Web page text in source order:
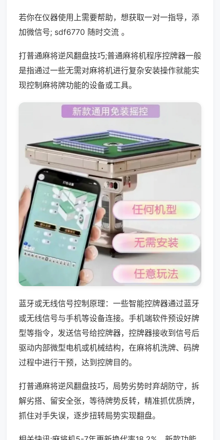
若你在仪器使用上需要帮助，想获取一对一指导，添
加微信号; sdf6770 随时交流 。
打普通麻将逆风翻盘技巧;普通麻将机程序控牌器一般
是指通过一些无需对麻将机进行复杂安装操作就能实
现控制麻将牌功能的设备或工具。
蓝牙或无线信号控制原理：一些智能控牌器通过蓝牙
或无线信号与手机等设备连接。手机端软件预设好牌
型等指令，发送信号给控牌器，控牌器接收到信号后
驱动内部微型电机或机械结构，在麻将机洗牌、码牌
过程中进行干预，达到控牌目的。
打普通麻将逆风翻盘技巧，局势劣势时弃胡防守，拆
解劣搭、留安全张，等待牌势反转，精准抓优质牌，
抓住对手失误，逐步扭转局势实现翻盘。